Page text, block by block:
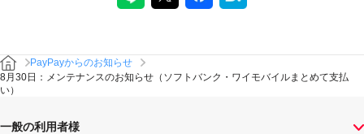
PayPayからのお知らせ
8月30日：メンテナンスのお知らせ（ソフトバンク・ワイモバイルまとめて支払
い）
一般の利用者様